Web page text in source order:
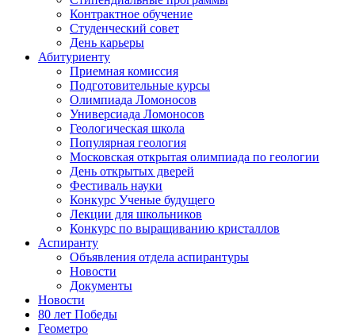
Контрактное обучение
Студенческий совет
День карьеры
Абитуриенту
Приемная комиссия
Подготовительные курсы
Олимпиада Ломоносов
Универсиада Ломоносов
Геологическая школа
Популярная геология
Московская открытая олимпиада по геологии
День открытых дверей
Фестиваль науки
Конкурс Ученые будущего
Лекции для школьников
Конкурс по выращиванию кристаллов
Аспиранту
Объявления отдела аспирантуры
Новости
Документы
Новости
80 лет Победы
Геометро